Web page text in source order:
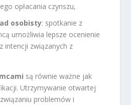
opłacania czynszu,
osobisty: spotkanie z
umożliwia lepsze ocenienie
intencji związanych z
są równie ważne jak
Utrzymywanie otwartej
problemów i